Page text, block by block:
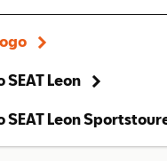
Leon
Leon